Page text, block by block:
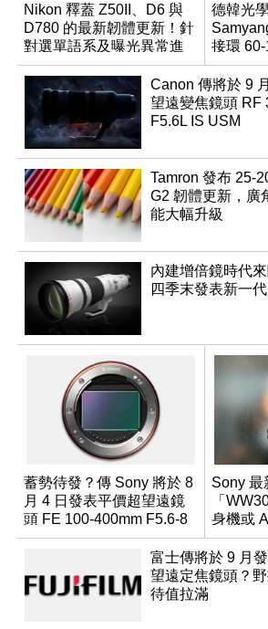
Nikon 釋蓋 Z50II、D6 與
D780 的最新韌體更新！針
對選單語系及曝光異常進
行修復
德韓光
接環
變焦鏡
Canon 傳將於 9
望遠變焦鏡頭 RF
F5.6L IS USM
Tamron 發布 25-
G2 韌體更新，廣
能大幅升級
內建增倍鏡時代
四季末發表新一
蓄勢待發？傳 Sony 將於 8
月 4 日發表平價超望遠鏡
頭 FE 100-400mm F5.6-8
Sony 最
「
身機或
成員？
富士傳將於 9 月
望遠定焦鏡頭？
待值拉滿